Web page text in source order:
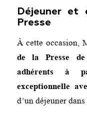
Déjeuner et
Presse
À cette occasion,
de la Presse
adhérents à
exceptionnelle
d’un déjeuner